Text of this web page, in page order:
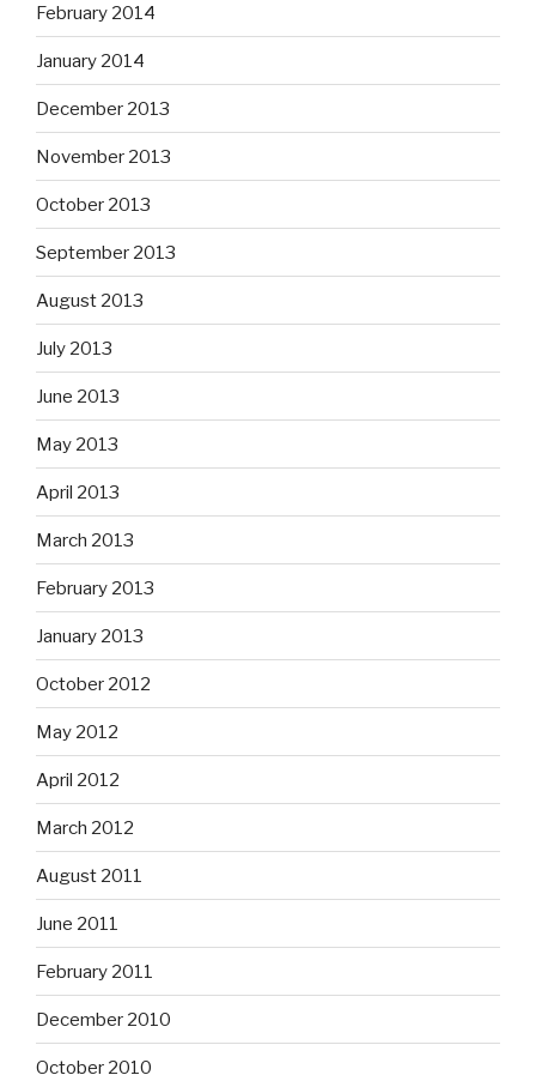
February 2014
January 2014
December 2013
November 2013
October 2013
September 2013
August 2013
July 2013
June 2013
May 2013
April 2013
March 2013
February 2013
January 2013
October 2012
May 2012
April 2012
March 2012
August 2011
June 2011
February 2011
December 2010
October 2010